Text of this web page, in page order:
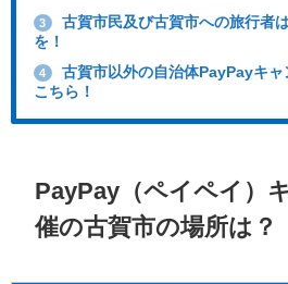
3
古賀市民及び古賀市への旅行者
を！
4
古賀市以外の自治体PayPayキ
こちら！
PayPay（ペイペイ）
催の古賀市の場所は？